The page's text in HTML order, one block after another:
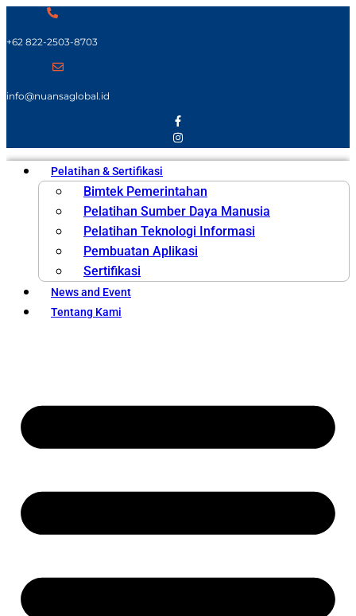
+62 822-2503-8703
info@nuansaglobal.id
Pelatihan & Sertifikasi
Bimtek Pemerintahan
Pelatihan Sumber Daya Manusia
Pelatihan Teknologi Informasi
Pembuatan Aplikasi
Sertifikasi
News and Event
Tentang Kami